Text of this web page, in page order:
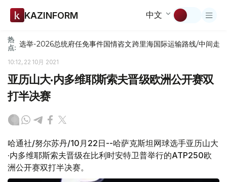
KAZINFORM 中文
热
点: 选举-2026总统府任免事件国情咨文跨里海国际运输路线/中间走廊
10:12, 22 10月 2021
亚历山大·内多维耶斯索夫晋级欧洲公开赛双
打半决赛
哈通社/努尔苏丹/10月22日--哈萨克斯坦网球选手亚历山大
·内多维耶斯索夫晋级在比利时安特卫普举行的ATP250欧
洲公开赛双打半决赛。